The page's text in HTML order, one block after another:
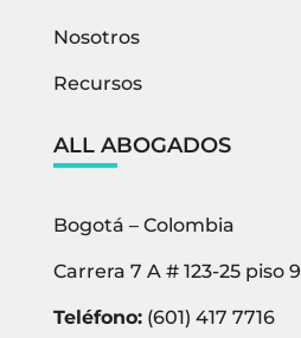
Nosotros
Recursos
ALL ABOGADOS
Bogotá – Colombia
Carrera 7 A # 123-25 piso 9
Teléfono:(601) 417 7716